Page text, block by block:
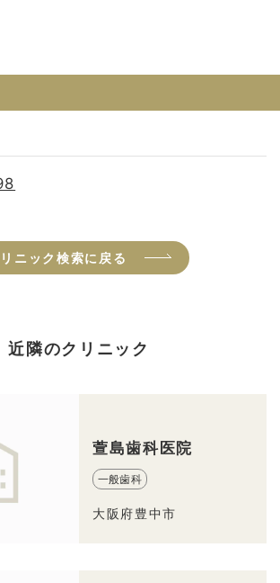
ニック検索に戻る
近隣のクリニック
萱島歯科医院
一般歯科
大阪府豊中市